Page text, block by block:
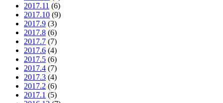
2017.11 (6)
2017.10 (9)
2017.9 (3)
2017.8 (6)
2017.7 (7)
2017.6 (4)
2017.5 (6)
2017.4 (7)
2017.3 (4)
2017.2 (6)
2017.1 (5)